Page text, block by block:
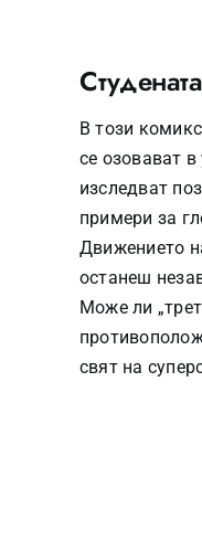
В този
се озовават
изследват
примери за
Движението
останеш
Може ли
свят на